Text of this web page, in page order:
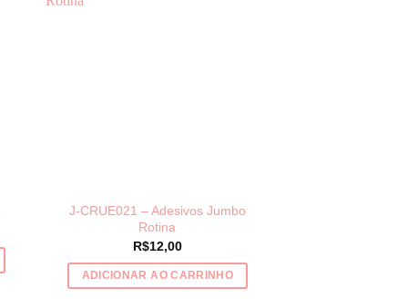
J-CRUE021 – Adesivos Jumbo
Rotina
R$12,00
ADICIONAR AO CARRINHO